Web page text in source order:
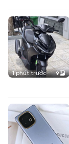
1 phút trước 9